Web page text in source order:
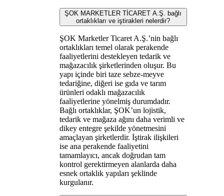
ŞOK MARKETLER TİCARET A.Ş. bağlı
ortaklıkları ve iştirakleri nelerdir?
ŞOK Marketler Ticaret A.Ş.’nin bağlı
ortaklıkları temel olarak perakende
faaliyetlerini destekleyen tedarik ve
mağazacılık şirketlerinden oluşur. Bu
yapı içinde biri taze sebze-meyve
tedariğine, diğeri ise gıda ve tarım
ürünleri odaklı mağazacılık
faaliyetlerine yönelmiş durumdadır.
Bağlı ortaklıklar, ŞOK’un lojistik,
tedarik ve mağaza ağını daha verimli ve
dikey entegre şekilde yönetmesini
amaçlayan şirketlerdir. İştirak ilişkileri
ise ana perakende faaliyetini
tamamlayıcı, ancak doğrudan tam
kontrol gerektirmeyen alanlarda daha
esnek ortaklık yapıları şeklinde
kurgulanır.